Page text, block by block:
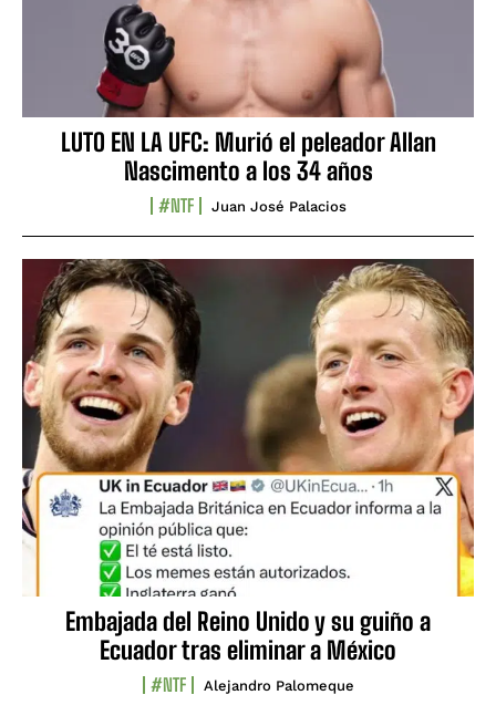
LUTO EN LA UFC: Murió el peleador Allan
Nascimento a los 34 años
#NTF Juan José Palacios
Embajada del Reino Unido y su guiño a
Ecuador tras eliminar a México
#NTF Alejandro Palomeque